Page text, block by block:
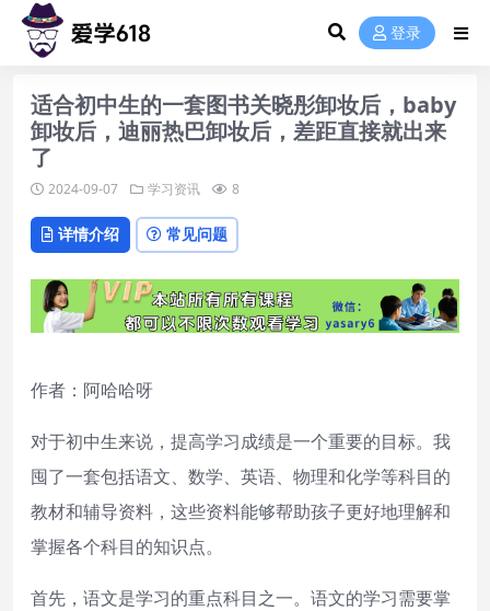
登录
适合初中生的一套图书关晓彤卸妆后，baby
卸妆后，迪丽热巴卸妆后，差距直接就出来
了
2024-09-07 学习资讯 8
详情介绍 常见问题
作者：阿哈哈呀
对于初中生来说，提高学习成绩是一个重要的目标。我
囤了一套包括语文、数学、英语、物理和化学等科目的
教材和辅导资料，这些资料能够帮助孩子更好地理解和
掌握各个科目的知识点。
首先，语文是学习的重点科目之一。语文的学习需要掌